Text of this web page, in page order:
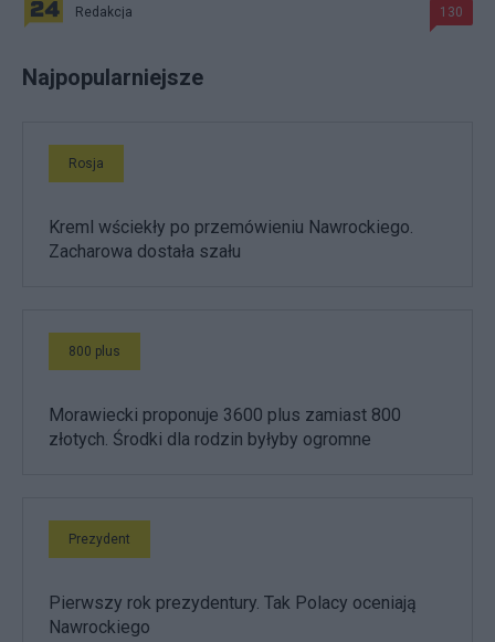
Redakcja 130
Najpopularniejsze
Rosja
Kreml wściekły po przemówieniu Nawrockiego.
Zacharowa dostała szału
800 plus
Morawiecki proponuje 3600 plus zamiast 800
złotych. Środki dla rodzin byłyby ogromne
Prezydent
Pierwszy rok prezydentury. Tak Polacy oceniają
Nawrockiego